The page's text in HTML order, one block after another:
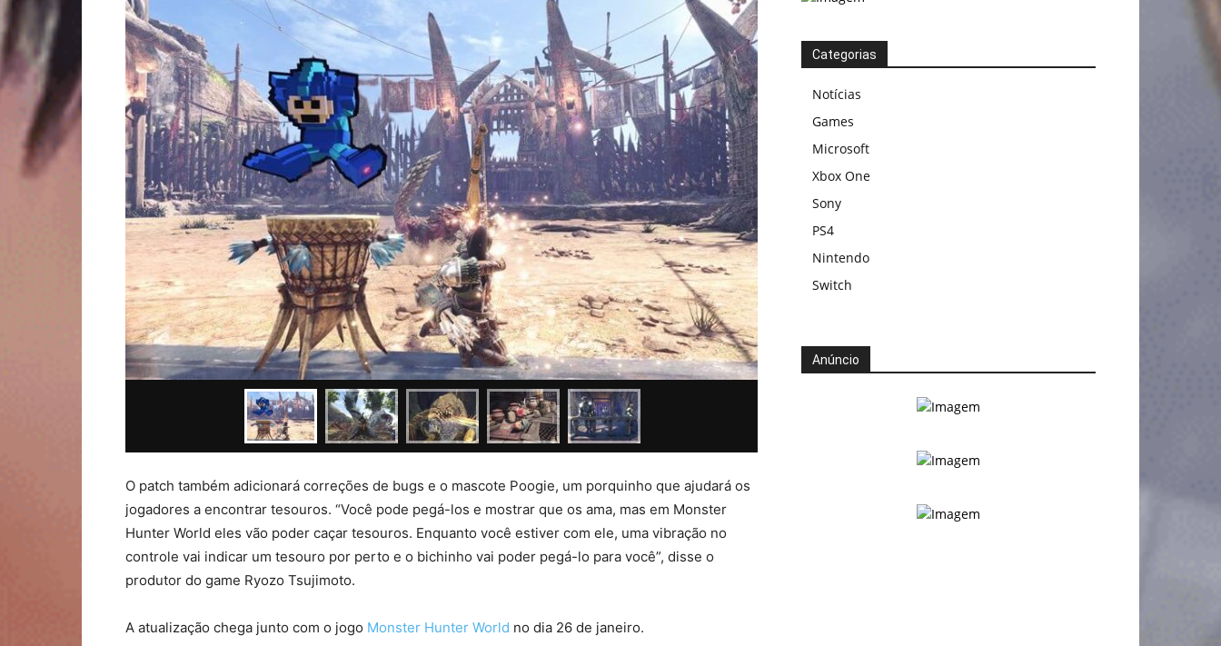
O patch também adicionará correções de bugs e o mascote Poogie, um porquinho que ajudará os
jogadores a encontrar tesouros. “Você pode pegá-los e mostrar que os ama, mas em Monster
Hunter World eles vão poder caçar tesouros. Enquanto você estiver com ele, uma vibração no
controle vai indicar um tesouro por perto e o bichinho vai poder pegá-lo para você”, disse o
produtor do game Ryozo Tsujimoto.
A atualização chega junto com o jogo Monster Hunter World no dia 26 de janeiro.
Categorias
Notícias
Games
Microsoft
Xbox One
Sony
PS4
Nintendo
Switch
Anúncio